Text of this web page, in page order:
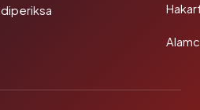
diperiksa